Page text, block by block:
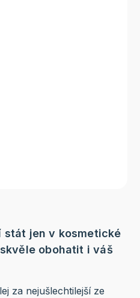
stát jen v kosmetické
obohatit i váš
za nejušlechtilejší ze